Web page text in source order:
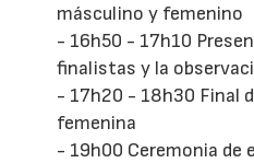
másculino y femenino
- 16h50 - 17h10
finalistas y la
- 17h20 - 18h30 Final
femenina
- 19h00 Ceremonia de